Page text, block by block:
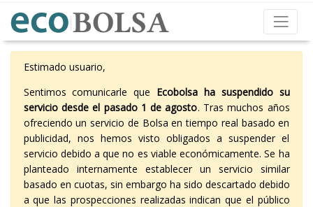
Estimado usuario,
Sentimos comunicarle que Ecobolsa ha suspendido su
servicio desde el pasado 1 de agosto. Tras muchos años
ofreciendo un servicio de Bolsa en tiempo real basado en
publicidad, nos hemos visto obligados a suspender el
servicio debido a que no es viable económicamente. Se ha
planteado internamente establecer un servicio similar
basado en cuotas, sin embargo ha sido descartado debido
a que las prospecciones realizadas indican que el público